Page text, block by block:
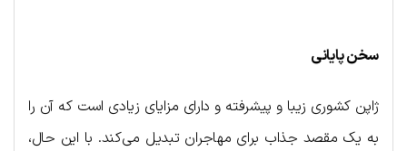
سخن پایانی
ژاپن کشوری زیبا و پیشرفته و دارای مزایای زیادی است که آن را
به یک مقصد جذاب برای مهاجران تبدیل می‌کند. با این حال،